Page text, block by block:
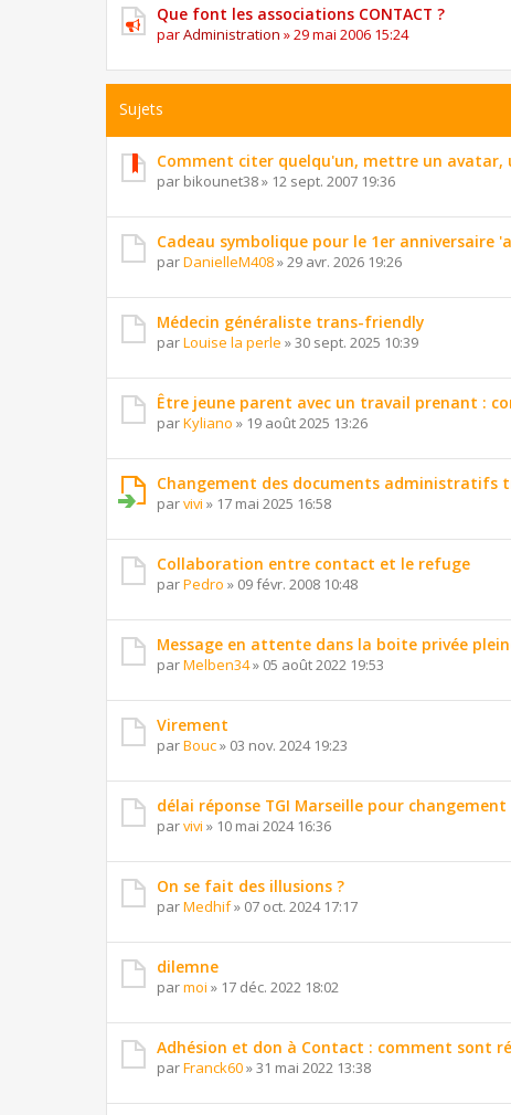
Que font les associations CONTACT ?
parAdministration »29 mai 2006 15:24
Sujets
Comment citer quelqu'un, mettre un avatar,
par bikounet38» 12 sept. 2007 19:36
Cadeau symbolique pour le 1er anniversaire
parDanielleM408»29 avr. 2026 19:26
Médecin généraliste trans-friendly
parLouise la perle »30 sept. 2025 10:39
Être jeune parent avec un travail prenant :
parKyliano » 19 août 2025 13:26
Changement des documents administratifs
parvivi » 17 mai 2025 16:58
Collaboration entre contact et le refuge
parPedro » 09 févr. 2008 10:48
Message en attente dans la boite privée
parMelben34» 05 août 2022 19:53
Virement
parBouc» 03 nov. 2024 19:23
délai réponse TGI Marseille pour changement
parvivi » 10 mai 2024 16:36
On se fait des illusions ?
parMedhif» 07 oct. 2024 17:17
dilemne
parmoi » 17 déc. 2022 18:02
Adhésion et don à Contact : comment sont
parFranck60»31 mai 2022 13:38